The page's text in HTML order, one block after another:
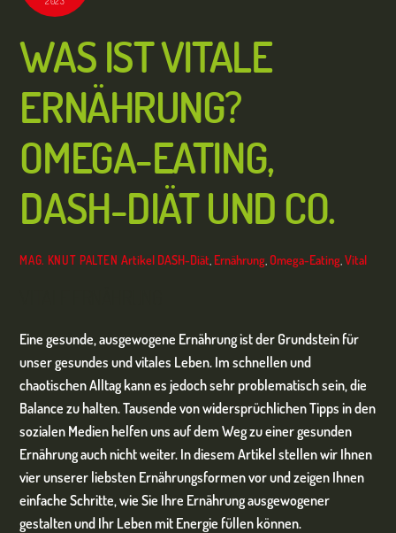
WAS IST VITALE
ERNÄHRUNG?
OMEGA-EATING,
DASH-DIÄT UND CO.
MAG. KNUT PALTEN Artikel DASH-Diät, Ernährung, Omega-Eating, Vital
Eine gesunde, ausgewogene Ernährung ist der Grundstein für
unser gesundes und vitales Leben. Im schnellen und
chaotischen Alltag kann es jedoch sehr problematisch sein, die
Balance zu halten. Tausende von widersprüchlichen Tipps in den
sozialen Medien helfen uns auf dem Weg zu einer gesunden
Ernährung auch nicht weiter. In diesem Artikel stellen wir Ihnen
vier unserer liebsten Ernährungsformen vor und zeigen Ihnen
einfache Schritte, wie Sie Ihre Ernährung ausgewogener
gestalten und Ihr Leben mit Energie füllen können.